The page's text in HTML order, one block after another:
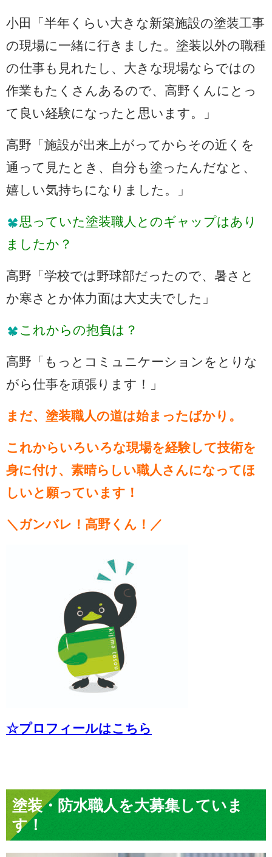
小田「半年くらい大きな新築施設の塗装工事
の現場に一緒に行きました。塗装以外の職種
の仕事も見れたし、大きな現場ならではの
作業もたくさんあるので、高野くんにとっ
て良い経験になったと思います。」
高野「施設が出来上がってからその近くを
通って見たとき、自分も塗ったんだなと、
嬉しい気持ちになりました。」
思っていた塗装職人とのギャップはあり
ましたか？
高野「学校では野球部だったので、暑さと
か寒さとか体力面は大丈夫でした」
これからの抱負は？
高野「もっとコミュニケーションをとりな
がら仕事を頑張ります！」
まだ、塗装職人の道は始まったばかり。
これからいろいろな現場を経験して技術を
身に付け、素晴らしい職人さんになってほ
しいと願っています！
＼ガンバレ！高野くん！／
☆プロフィールはこちら
塗装・防水職人を大募集していま
す！